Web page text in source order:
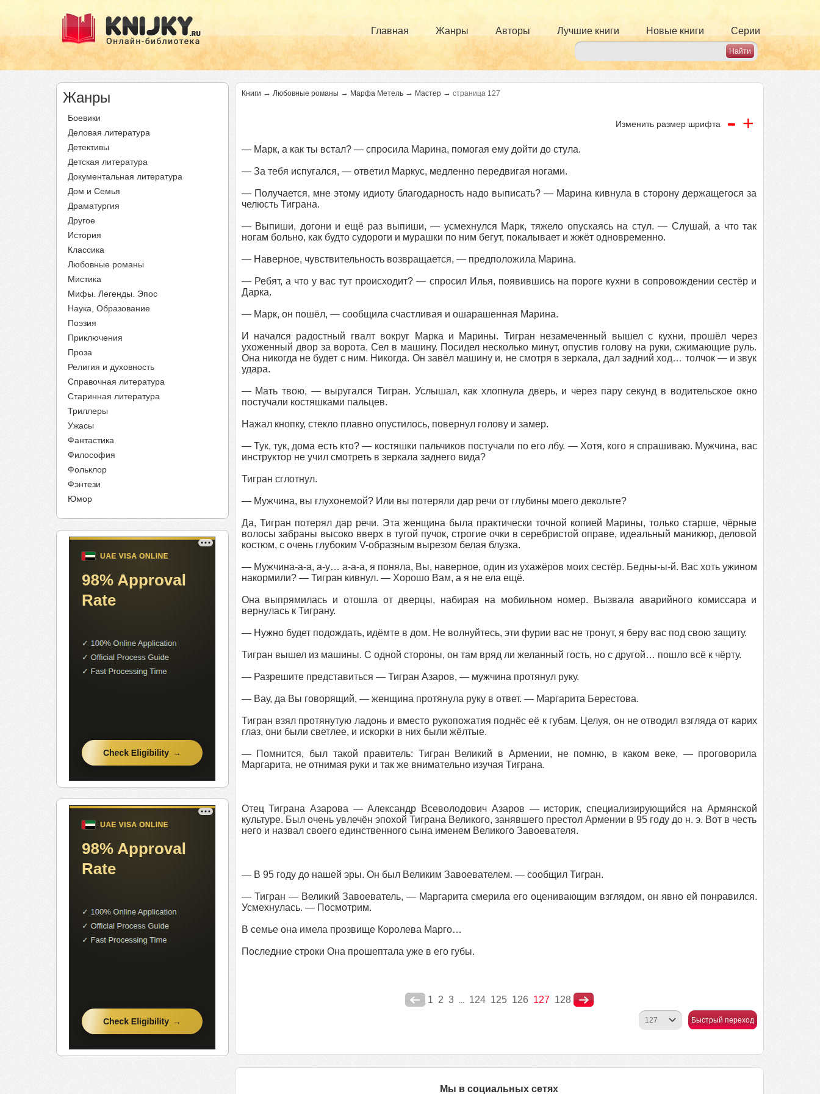
Главная Жанры Авторы Лучшие книги Новые книги Серии
Жанры
Боевики
Деловая литература
Детективы
Детская литература
Документальная литература
Дом и Семья
Драматургия
Другое
История
Классика
Любовные романы
Мистика
Мифы. Легенды. Эпос
Наука, Образование
Поэзия
Приключения
Проза
Религия и духовность
Справочная литература
Старинная литература
Триллеры
Ужасы
Фантастика
Философия
Фольклор
Фэнтези
Юмор
Книги → Любовные романы → Марфа Метель → Мастер → страница 127
Изменить размер шрифта - +
— Марк, а как ты встал? — спросила Марина, помогая ему дойти до стула.
— За тебя испугался, — ответил Маркус, медленно передвигая ногами.
— Получается, мне этому идиоту благодарность надо выписать? — Марина кивнула в сторону держащегося за
челюсть Тиграна.
— Выпиши, догони и ещё раз выпиши, — усмехнулся Марк, тяжело опускаясь на стул. — Слушай, а что так
ногам больно, как будто судороги и мурашки по ним бегут, покалывает и жжёт одновременно.
— Наверное, чувствительность возвращается, — предположила Марина.
— Ребят, а что у вас тут происходит? — спросил Илья, появившись на пороге кухни в сопровождении сестёр и
Дарка.
— Марк, он пошёл, — сообщила счастливая и ошарашенная Марина.
И начался радостный гвалт вокруг Марка и Марины. Тигран незамеченный вышел с кухни, прошёл через
ухоженный двор за ворота. Сел в машину. Посидел несколько минут, опустив голову на руки, сжимающие руль.
Она никогда не будет с ним. Никогда. Он завёл машину и, не смотря в зеркала, дал задний ход… толчок — и звук
удара.
— Мать твою, — выругался Тигран. Услышал, как хлопнула дверь, и через пару секунд в водительское окно
постучали костяшками пальцев.
Нажал кнопку, стекло плавно опустилось, повернул голову и замер.
— Тук, тук, дома есть кто? — костяшки пальчиков постучали по его лбу. — Хотя, кого я спрашиваю. Мужчина, вас
инструктор не учил смотреть в зеркала заднего вида?
Тигран сглотнул.
— Мужчина, вы глухонемой? Или вы потеряли дар речи от глубины моего декольте?
Да, Тигран потерял дар речи. Эта женщина была практически точной копией Марины, только старше, чёрные
волосы забраны высоко вверх в тугой пучок, строгие очки в серебристой оправе, идеальный маникюр, деловой
костюм, с очень глубоким V-образным вырезом белая блузка.
— Мужчина-а-а, а-у… а-а-а, я поняла, Вы, наверное, один из ухажёров моих сестёр. Бедны-ы-й. Вас хоть ужином
накормили? — Тигран кивнул. — Хорошо Вам, а я не ела ещё.
Она выпрямилась и отошла от дверцы, набирая на мобильном номер. Вызвала аварийного комиссара и
вернулась к Тиграну.
— Нужно будет подождать, идёмте в дом. Не волнуйтесь, эти фурии вас не тронут, я беру вас под свою защиту.
Тигран вышел из машины. С одной стороны, он там вряд ли желанный гость, но с другой… пошло всё к чёрту.
— Разрешите представиться — Тигран Азаров, — мужчина протянул руку.
— Вау, да Вы говорящий, — женщина протянула руку в ответ. — Маргарита Берестова.
Тигран взял протянутую ладонь и вместо рукопожатия поднёс её к губам. Целуя, он не отводил взгляда от карих
глаз, они были светлее, и искорки в них были жёлтые.
— Помнится, был такой правитель: Тигран Великий в Армении, не помню, в каком веке, — проговорила
Маргарита, не отнимая руки и так же внимательно изучая Тиграна.
Отец Тиграна Азарова — Александр Всеволодович Азаров — историк, специализирующийся на Армянской
культуре. Был очень увлечён эпохой Тиграна Великого, занявшего престол Армении в 95 году до н. э. Вот в честь
него и назвал своего единственного сына именем Великого Завоевателя.
— В 95 году до нашей эры. Он был Великим Завоевателем. — сообщил Тигран.
— Тигран — Великий Завоеватель, — Маргарита смерила его оценивающим взглядом, он явно ей понравился.
Усмехнулась. — Посмотрим.
В семье она имела прозвище Королева Марго…
Последние строки Она прошептала уже в его губы.
1 2 3 ... 124 125 126 127 128
Быстрый переход
Мы в социальных сетях